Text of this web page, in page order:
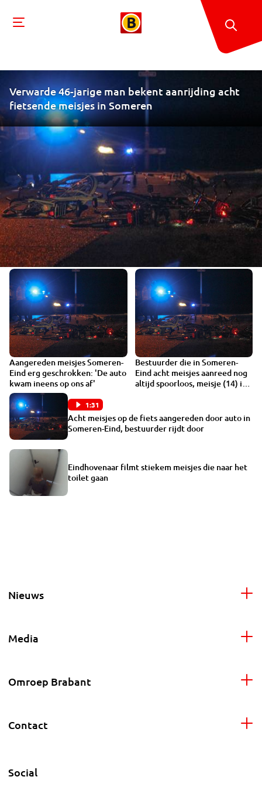
Verwarde 46-jarige man bekent aanrijding acht
fietsende meisjes in Someren
Aangereden meisjes Someren-
Eind erg geschrokken: 'De auto
kwam ineens op ons af'
Bestuurder die in Someren-
Eind acht meisjes aanreed nog
altijd spoorloos, meisje (14) in
1:31
Acht meisjes op de fiets aangereden door auto in
Someren-Eind, bestuurder rijdt door
Eindhovenaar filmt stiekem meisjes die naar het
toilet gaan
Nieuws
Media
Omroep Brabant
Contact
Social